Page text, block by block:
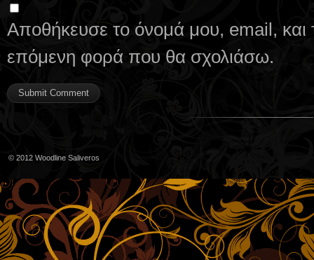
Αποθήκευσε το όνομά μου, email, και
επόμενη φορά που θα σχολιάσω.
© 2012 Woodline Saliveros